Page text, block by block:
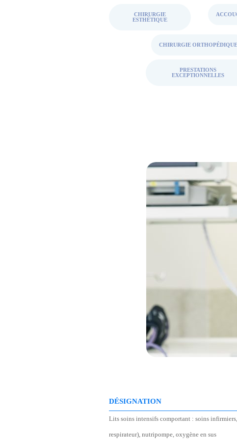
CHIRURGIE
ESTHÉTIQUE
CHIRURGIE ORTHOPÉDIQUE
PRESTATIONS
EXCEPTIONNELLES
DÉSIGNATION
Lits soins intensifs comportant : soins
respirateur), nutripompe, oxygène en sus